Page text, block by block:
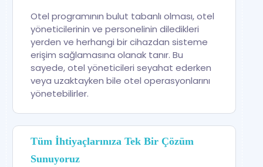
Otel programının bulut tabanlı olması, otel
yöneticilerinin ve personelinin diledikleri
yerden ve herhangi bir cihazdan sisteme
erişim sağlamasına olanak tanır. Bu
sayede, otel yöneticileri seyahat ederken
veya uzaktayken bile otel operasyonlarını
yönetebilirler.
Tüm İhtiyaçlarınıza Tek Bir Çözüm
Sunuyoruz